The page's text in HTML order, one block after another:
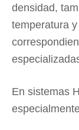
densidad,
temperatura
En sistemas